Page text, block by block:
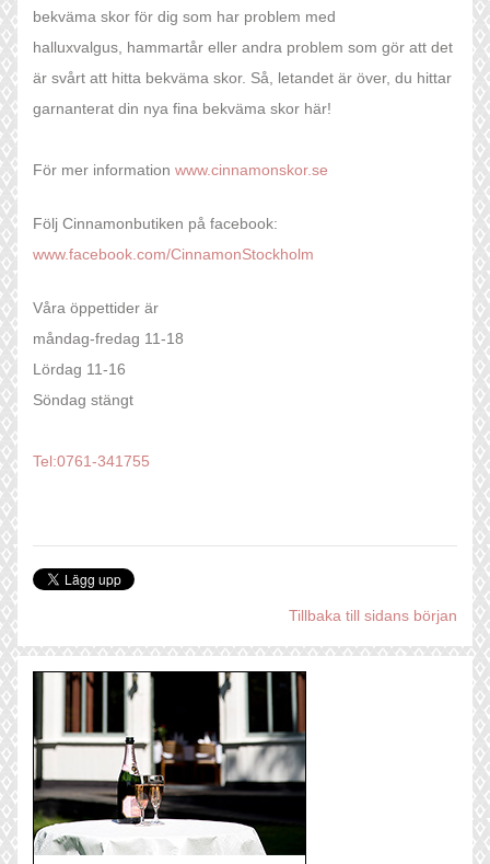
bekväma skor för dig som har problem med
halluxvalgus, hammartår eller andra problem som gör att det
är svårt att hitta bekväma skor. Så, letandet är över, du hittar
garnanterat din nya fina bekväma skor här!
För mer information www.cinnamonskor.se
Följ Cinnamonbutiken på facebook:
www.facebook.com/CinnamonStockholm
Våra öppettider är
måndag-fredag 11-18
Lördag 11-16
Söndag stängt
Tel:0761-341755
Tillbaka till sidans början